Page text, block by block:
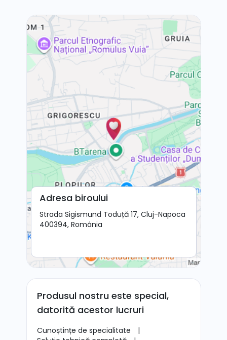
Adresa biroului
Strada Sigismund Toduță 17, Cluj-Napoca
400394, Románia
Produsul nostru este special,
datorită acestor lucruri
Cunoștințe de specialitate
|